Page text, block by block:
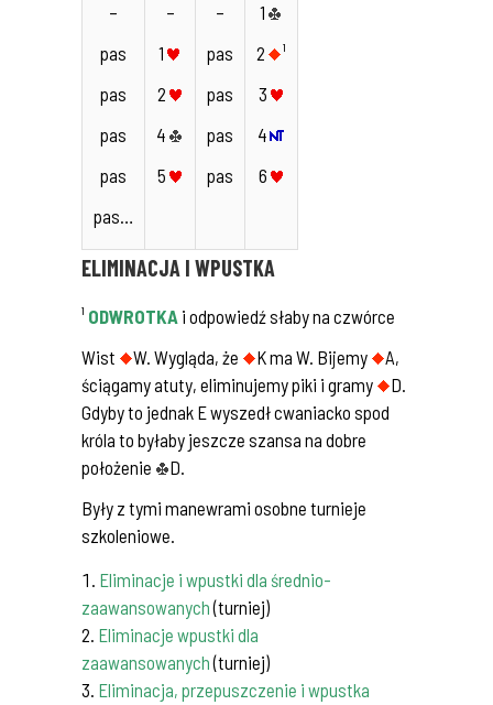
–
pas
pas
pas
pas
pas…
–
1
2
4
5
–
pas
pas
pas
pas
1
2
¹
3
4
6
ELIMINACJA I WPUSTKA
¹ ODWROTKA i odpowiedź słaby na czwórce
Wist
W. Wygląda, że K ma W. Bijemy
A,
ściągamy atuty, eliminujemy piki i gramy
D.
Gdyby to jednak E wyszedł cwaniacko spod
króla to byłaby jeszcze szansa na dobre
położenie
D.
Były z tymi manewrami osobne turnieje
szkoleniowe.
Eliminacje i wpustki dla średnio-
zaawansowanych(turniej)
Eliminacje wpustki dla
zaawansowanych (turniej)
Eliminacja, przepuszczenie i wpustka